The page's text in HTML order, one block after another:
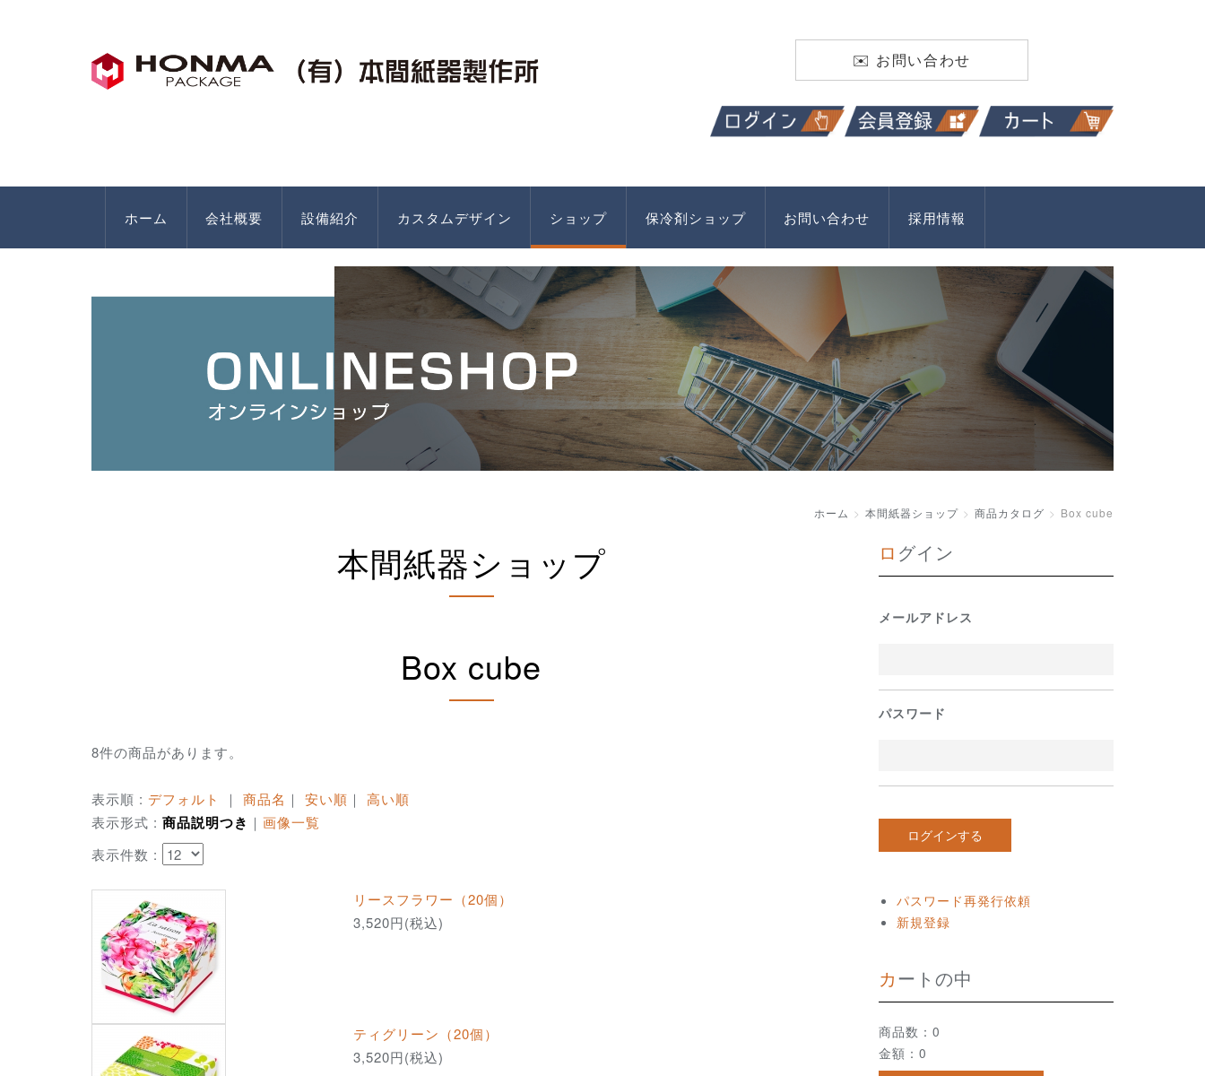
✉️ お問い合わせ
ホーム 会社概要 設備紹介 カスタムデザイン ショップ 保冷剤ショップ お問い合わせ 採用情報
ホーム 本間紙器ショップ 商品カタログ Box cube
本間紙器ショップ
Box cube
8件の商品があります。
表示順 : デフォルト ｜ 商品名 ｜ 安い順 ｜ 高い順
表示形式 : 商品説明つき ｜ 画像一覧
表示件数 :
リースフラワー（20個）
3,520円(税込)
ティグリーン（20個）
3,520円(税込)
ログイン
メールアドレス
パスワード
パスワード再発行依頼
新規登録
カートの中
商品数：0
金額：0